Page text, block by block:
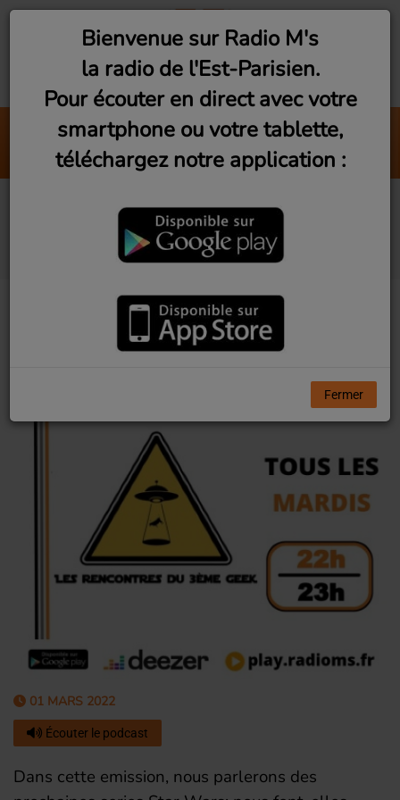
Wanna Be Startin' Somethin'
Michael Jackson
Les Rencontres du
3ème Geek S2Ep4
01 MARS 2022
Écouter le podcast
Dans cette emission, nous parlerons des
Bienvenue sur Radio M's
la radio de l'Est-Parisien.
Pour écouter en direct avec votre
smartphone ou votre tablette,
téléchargez notre application :
Fermer